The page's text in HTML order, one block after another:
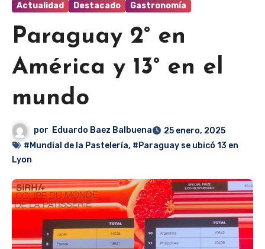
Actualidad Destacado Gastronomía
Paraguay 2° en
América y 13° en el
mundo
por Eduardo Baez Balbuena
25 enero, 2025
#Mundial de la Pastelería, #Paraguay se ubicó 13 en
Lyon